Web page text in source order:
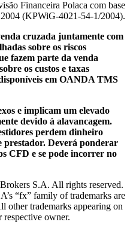
Financeira Polaca com base
(KPWiG-4021-54-1/2004).
cruzada juntamente com
sobre os riscos
fazem parte da venda
os custos e taxas
disponíveis em OANDA TMS
e implicam um elevado
devido à alavancagem.
perdem dinheiro
prestador. Deverá ponderar
CFD e se pode incorrer no
S.A. All rights reserved.
“fx” family of trademarks are
trademarks appearing on
respective owner.